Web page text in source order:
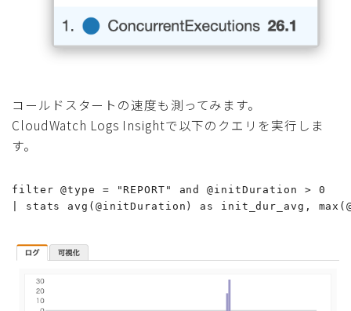
コールドスタートの速度も測ってみます。
CloudWatch Logs Insightで以下のクエリを実行しま
す。
filter @type = "REPORT" and @initDuration > 0
| stats avg(@initDuration) as init_dur_avg,